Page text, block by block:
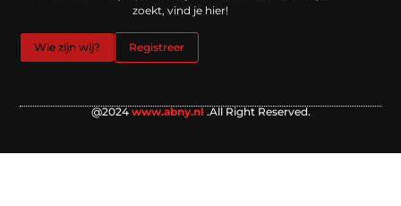
zoekt, vind je hier!
Wie zijn wij? Registreer
@2024 www.abny.nl .All Right Reserved.